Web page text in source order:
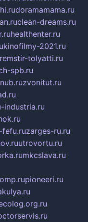
doramamama.ru
clean-dreams.ru
healthenter.ru
kinofilmy-2021.ru
remstir-tolyatti.ru
spb.ru
zvonitut.ru
industria.ru
zarges-ru.ru
utrovortu.ru
mkcslava.ru
pioneeri.ru